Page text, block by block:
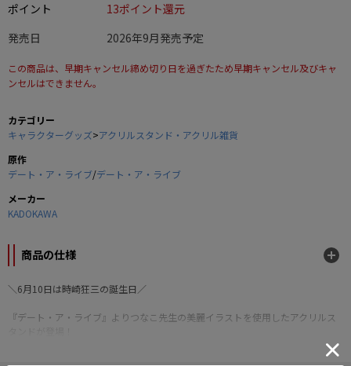
ポイント
13ポイント還元
発売日
2026年9月発売予定
この商品は、早期キャンセル締め切り日を過ぎたため早期キャンセル及びキャ
ンセルはできません。
カテゴリー
キャラクターグッズ>アクリルスタンド・アクリル雑貨
原作
デート・ア・ライブ/デート・ア・ライブ
メーカー
KADOKAWA
商品の仕様
＼6月10日は時崎狂三の誕生日／
『デート・ア・ライブ』よりつなこ先生の美麗イラストを使用したアクリルス